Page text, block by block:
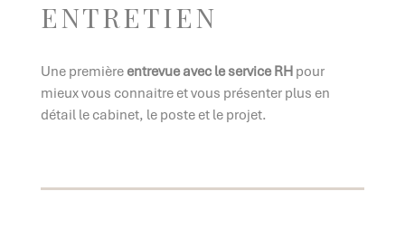
ENTRETIEN
Une premièreentrevue avec le service RHpour
mieux vous connaitre et vous présenter plus en
détail le cabinet, le poste et le projet.